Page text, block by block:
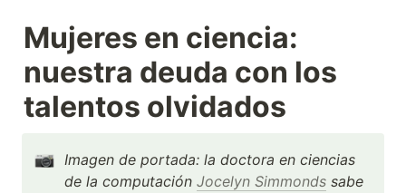
Mujeres en ciencia:
nuestra deuda con los
talentos olvidados
Imagen de portada: la doctora en ciencias
de la computación Jocelyn Simmonds sabe